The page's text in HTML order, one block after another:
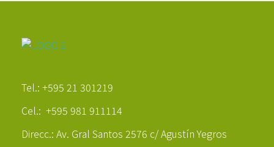
Tel.: +595 21 301219
Cel.: +595 981 911114
Direcc.: Av. Gral Santos 2576 c/ Agustín Yegros